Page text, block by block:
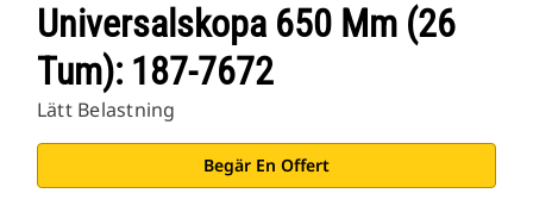
Universalskopa 650 Mm (26
Tum): 187-7672
Lätt Belastning
Begär En Offert